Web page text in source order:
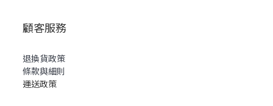
顧客服務
退換貨政策
條款與細則
運送政策